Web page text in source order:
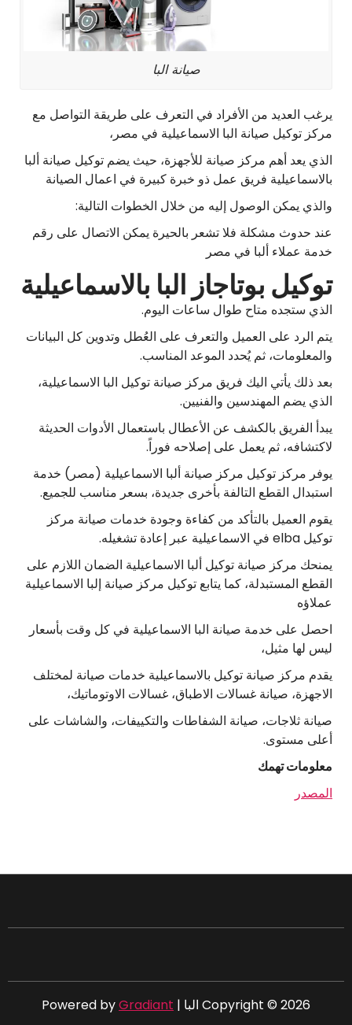
صيانة البا
يرغب العديد من الأفراد في التعرف على طريقة التواصل مع
مركز توكيل صيانة البا الاسماعيلية في مصر،
الذي يعد أهم مركز صيانة للأجهزة، حيث يضم توكيل صيانة ألبا
بالاسماعيلية فريق عمل ذو خبرة كبيرة في اعمال الصيانة
والذي يمكن الوصول إليه من خلال الخطوات التالية:
عند حدوث مشكلة فلا تشعر بالحيرة يمكن الاتصال على رقم
خدمة عملاء ألبا في مصر
توكيل بوتاجاز البا بالاسماعيلية
الذي ستجده متاح طوال ساعات اليوم.
يتم الرد على العميل والتعرف على العُطل وتدوين كل البيانات
والمعلومات، ثم يُحدد الموعد المناسب.
بعد ذلك يأتي اليك فريق مركز صيانة توكيل البا الاسماعيلية،
الذي يضم المهندسين والفنيين.
يبدأ الفريق بالكشف عن الأعطال باستعمال الأدوات الحديثة
لاكتشافه، ثم يعمل على إصلاحه فوراً.
يوفر مركز توكيل مركز صيانة ألبا الاسماعيلية (مصر) خدمة
استبدال القطع التالفة بأخرى جديدة، بسعر مناسب للجميع.
يقوم العميل بالتأكد من كفاءة وجودة خدمات صيانة مركز
توكيل elba في الاسماعيلية عبر إعادة تشغيله.
يمنحك مركز صيانة توكيل ألبا الاسماعيلية الضمان اللازم على
القطع المستبدلة، كما يتابع توكيل مركز صيانة إلبا الاسماعيلية
عملاؤه
احصل على خدمة صيانة البا الاسماعيلية في كل وقت بأسعار
ليس لها مثيل،
يقدم مركز صيانة توكيل بالاسماعيلية خدمات صيانة لمختلف
الاجهزة، صيانة غسالات الاطباق، غسالات الاوتوماتيك،
صيانة ثلاجات، صيانة الشفاطات والتكييفات، والشاشات على
أعلى مستوى.
معلومات تهمك
المصدر
Copyright © 2026 البا | Powered by Gradiant